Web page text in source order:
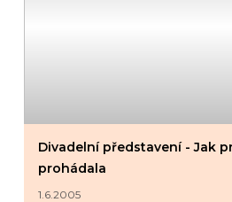
Divadelní představení - Jak
prohádala
1.6.2005